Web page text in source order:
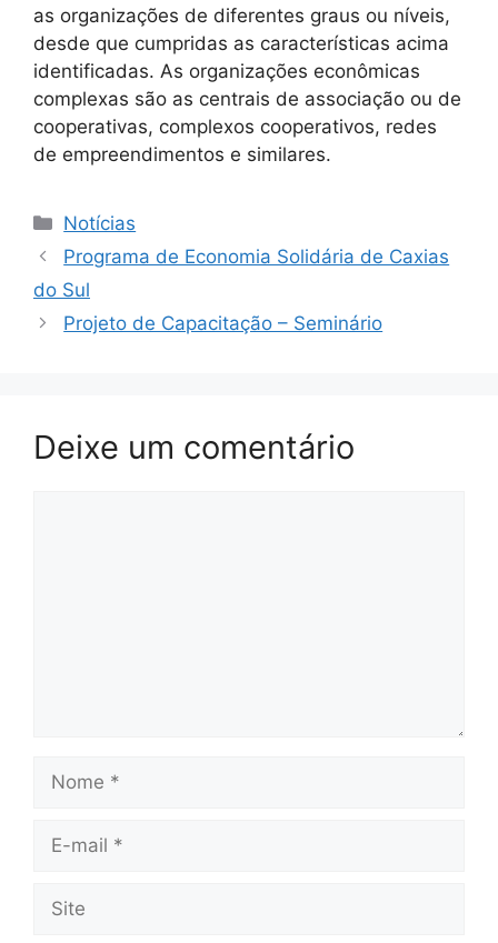
as organizações de diferentes graus ou níveis,
desde que cumpridas as características acima
identificadas. As organizações econômicas
complexas são as centrais de associação ou de
cooperativas, complexos cooperativos, redes
de empreendimentos e similares.
Categorias
Notícias
Programa de Economia Solidária de Caxias
do Sul
Projeto de Capacitação – Seminário
Deixe um comentário
mail